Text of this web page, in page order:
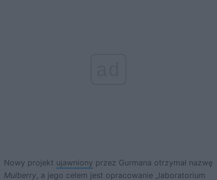
Nowy projekt ujawniony przez Gurmana otrzymał nazwę
Mulberry, a jego celem jest opracowanie „laboratorium